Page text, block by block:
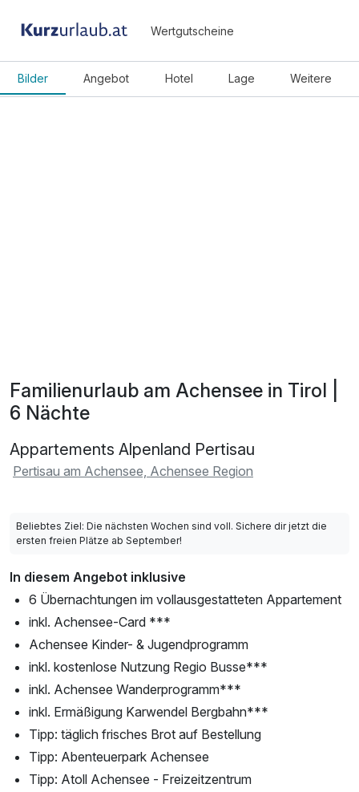
Wertgutscheine
Bilder Angebot Hotel Lage Weitere
Familienurlaub am Achensee in Tirol |
6 Nächte
Appartements Alpenland Pertisau
Pertisau am Achensee, Achensee Region
Beliebtes Ziel: Die nächsten Wochen sind voll. Sichere dir jetzt die
ersten freien Plätze ab September!
In diesem Angebot inklusive
6 Übernachtungen im vollausgestatteten Appartement
inkl. Achensee-Card ***
Achensee Kinder- & Jugendprogramm
inkl. kostenlose Nutzung Regio Busse***
inkl. Achensee Wanderprogramm***
inkl. Ermäßigung Karwendel Bergbahn***
Tipp: täglich frisches Brot auf Bestellung
Tipp: Abenteuerpark Achensee
Tipp: Atoll Achensee - Freizeitzentrum